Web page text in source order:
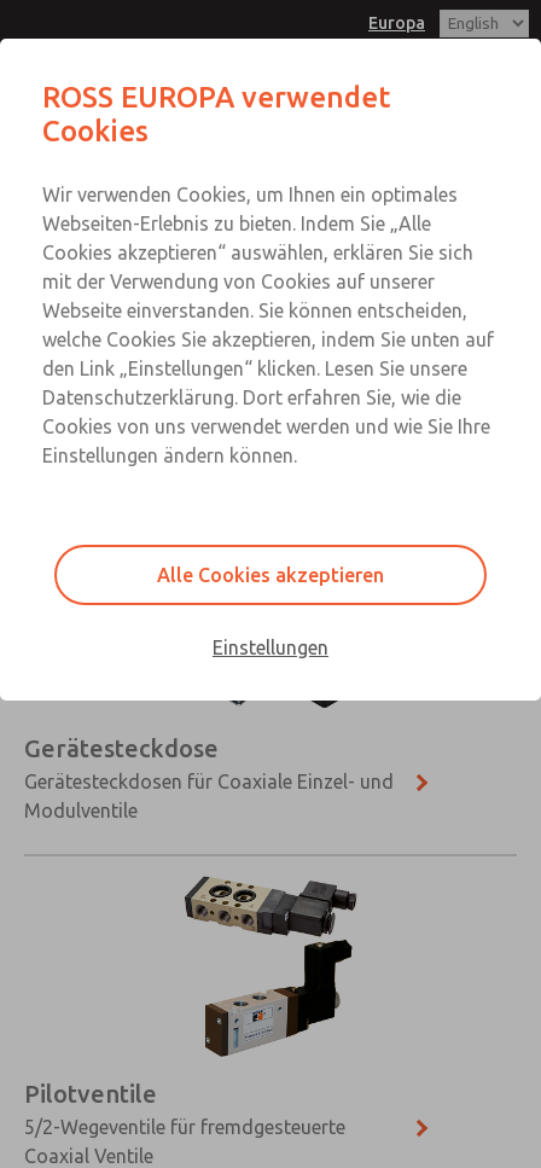
Europa
Einloggen
Anmeldung
Zubehör
Zubehör
Zubehör für direkt- und fremdgesteuerte Einzel- und
Modulventile
Gerätesteckdose
Gerätesteckdosen für Coaxiale Einzel- und
Modulventile
Pilotventile
5/2-Wegeventile für fremdgesteuerte
Coaxial Ventile
ROSS EUROPA verwendet
Cookies
Wir verwenden Cookies, um Ihnen ein optimales
Webseiten-Erlebnis zu bieten. Indem Sie „Alle
Cookies akzeptieren“ auswählen, erklären Sie sich
mit der Verwendung von Cookies auf unserer
Webseite einverstanden. Sie können entscheiden,
welche Cookies Sie akzeptieren, indem Sie unten auf
den Link „Einstellungen“ klicken. Lesen Sie unsere
Datenschutzerklärung. Dort erfahren Sie, wie die
Cookies von uns verwendet werden und wie Sie Ihre
Einstellungen ändern können.
Alle Cookies akzeptieren
Einstellungen